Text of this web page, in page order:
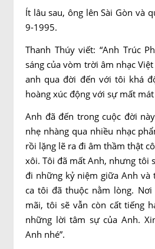
Ít lâu sau, ông lên Sài Gòn và
9-1995.
Thanh Thúy viết: “Anh Trúc
sáng của vòm trời âm nhạc
anh qua đời đến với tôi khá
hoàng xúc động với sự mất
Anh đã đến trong cuộc đời
nhẹ nhàng qua nhiều nhạc
rồi lặng lẽ ra đi âm thầm thật
xôi. Tôi đã mất Anh, nhưng tôi
đi những kỷ niệm giữa Anh và
ca tôi đã thuộc nằm lòng.
mãi, tôi sẽ vẫn còn cất tiếng
những lời tâm sự của Anh.
Anh nhé”.